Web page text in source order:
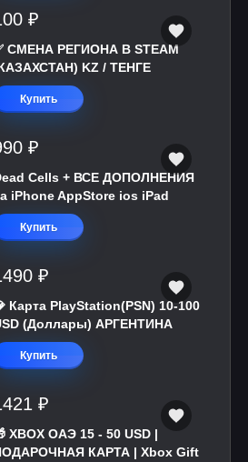
₽
СМЕНА РЕГИОНА В STEAM
KZ / ТЕНГЕ
Купить
₽
Cells + ВСЕ ДОПОЛНЕНИЯ
iPhone AppStore ios iPad
Купить
₽
Карта PlayStation(PSN) 10-100
(Доллары) АРГЕНТИНА
Купить
₽
XBOX ОАЭ 15 - 50 USD |
КАРТА | Xbox Gift